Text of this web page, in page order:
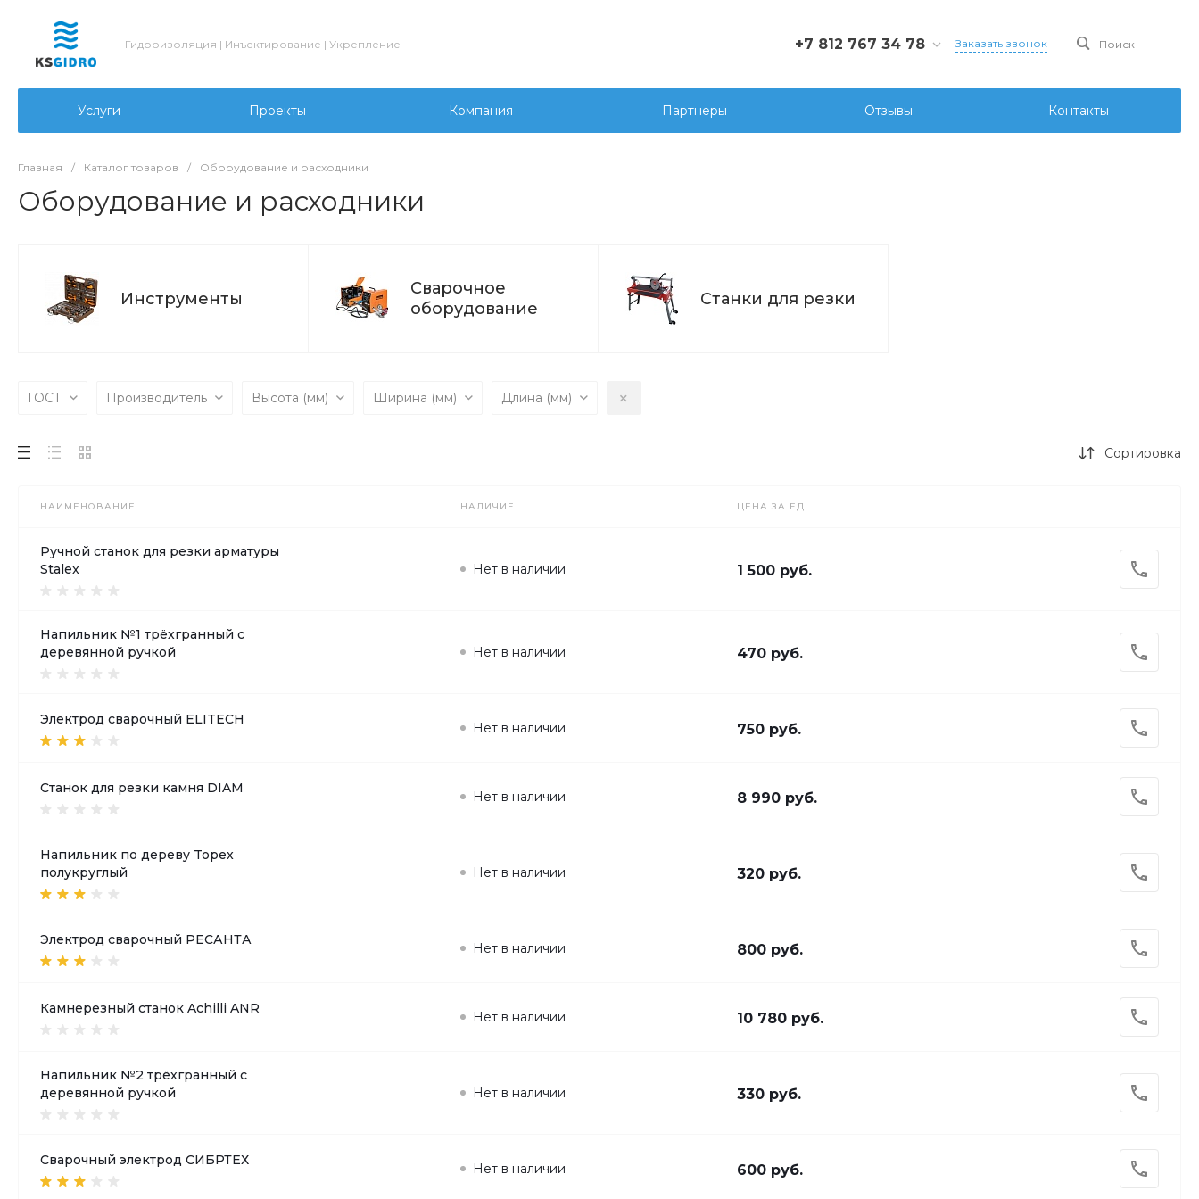
Гидроизоляция | Инъектирование | Укрепление +7 812 767 34 78
г. Санкт-Петербург, Ул.
Седова д.107 лит. А, офис
206
Заказать звонок Поиск
Услуги Проекты Компания Партнеры Отзывы Контакты
Главная / Каталог товаров / Оборудование и расходники
Оборудование и расходники
Инструменты
Сварочное
оборудование
Станки для резки
ГОСТ Производитель Высота (мм) Ширина (мм) Длина (мм)
Сортировка
НАИМЕНОВАНИЕ НАЛИЧИЕ ЦЕНА ЗА ЕД.
Ручной станок для резки арматуры
Stalex
Нет в наличии 1 500 руб.
Напильник №1 трёхгранный с
деревянной ручкой
Нет в наличии 470 руб.
Электрод сварочный ELITECH
Нет в наличии 750 руб.
Станок для резки камня DIAM
Нет в наличии 8 990 руб.
Напильник по дереву Topex
полукруглый
Нет в наличии 320 руб.
Электрод сварочный РЕСАНТА
Нет в наличии 800 руб.
Камнерезный станок Achilli ANR
Нет в наличии 10 780 руб.
Напильник №2 трёхгранный с
деревянной ручкой
Нет в наличии 330 руб.
Сварочный электрод СИБРТЕХ
Нет в наличии 600 руб.